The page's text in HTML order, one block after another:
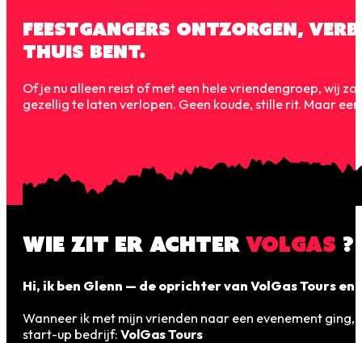
Feestgangers ontzorgen,
thuis bent.
Of je nu alleen reist of met een hele vriendengroep, wij
gezellig te laten verlopen. Geen koude, stille rit. Maar
WIE ZIT ER ACHTER VOLGAS ?
Hi, ik ben Glenn — de oprichter van VolGas Tours
Wanneer ik met mijn vrienden naar een evenement
start-up bedrijf: VolGas Tours